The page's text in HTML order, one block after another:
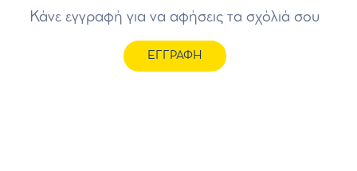
Κάνε εγγραφή για να αφήσεις τα σχόλιά σου
ΕΓΓΡΑΦΗ